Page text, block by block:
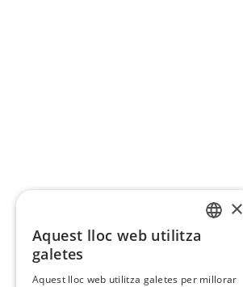
×
Aquest lloc web utilitza
galetes
Aquest lloc web utilitza galetes per millorar